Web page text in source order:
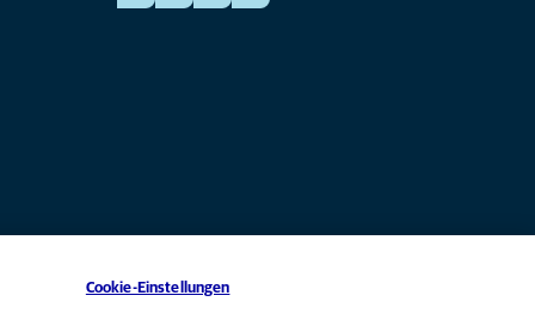
Cookie-Einstellungen